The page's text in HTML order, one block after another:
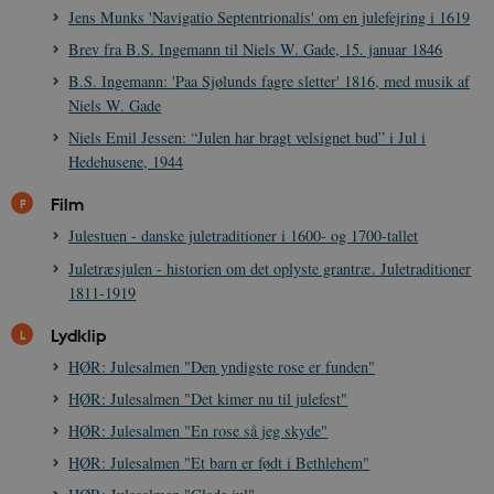
Jens Munks 'Navigatio Septentrionalis' om en julefejring i 1619
Brev fra B.S. Ingemann til Niels W. Gade, 15. januar 1846
B.S. Ingemann: 'Paa Sjølunds fagre sletter' 1816, med musik af
Niels W. Gade
Niels Emil Jessen: “Julen har bragt velsignet bud” i Jul i
Hedehusene, 1944
Film
Julestuen - danske juletraditioner i 1600- og 1700-tallet
Juletræsjulen - historien om det oplyste grantræ. Juletraditioner
1811-1919
Lydklip
HØR: Julesalmen "Den yndigste rose er funden"
HØR: Julesalmen "Det kimer nu til julefest"
HØR: Julesalmen "En rose så jeg skyde"
HØR: Julesalmen "Et barn er født i Bethlehem"
be_typo_user
TYPO3 Association
Session
JSESSIONID
Oracle Corporation